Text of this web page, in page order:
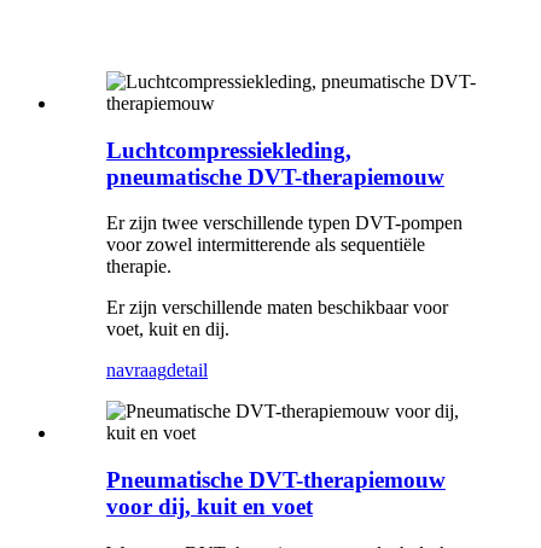
Luchtcompressiekleding,
pneumatische DVT-therapiemouw
Er zijn twee verschillende typen DVT-pompen
voor zowel intermitterende als sequentiële
therapie.
Er zijn verschillende maten beschikbaar voor
voet, kuit en dij.
navraagdetail
Pneumatische DVT-therapiemouw
voor dij, kuit en voet